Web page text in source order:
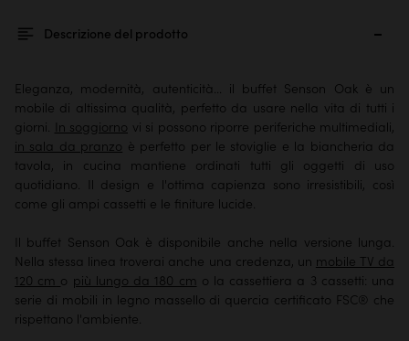
Descrizione del prodotto
Eleganza, modernità, autenticità... il buffet Senson Oak è un
mobile di altissima qualità, perfetto da usare nella vita di tutti i
giorni.
In soggiorno vi si possono riporre periferiche multimediali,
in sala da pranzo è perfetto per le stoviglie e la biancheria da
tavola, in cucina mantiene ordinati tutti gli oggetti di uso
quotidiano. Il design e l'ottima capienza sono irresistibili, così
come gli ampi cassetti e le finiture lucide.
Il buffet Senson Oak è disponibile anche nella versione lunga.
Nella stessa linea troverai anche una credenza, un mobile TV da
120 cm o più lungo da 180 cm o la cassettiera a 3 cassetti: una
serie di mobili in legno massello di quercia certificato FSC® che
rispettano l'ambiente.